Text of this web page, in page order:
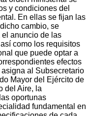
y condiciones del
En ellas se fijan las
cambio, se
anuncio de las
como los requisitos
que puede optar a
efectos
al Subsecretario
Mayor del Ejército de
del Aire, la
oportunas
fundamental en